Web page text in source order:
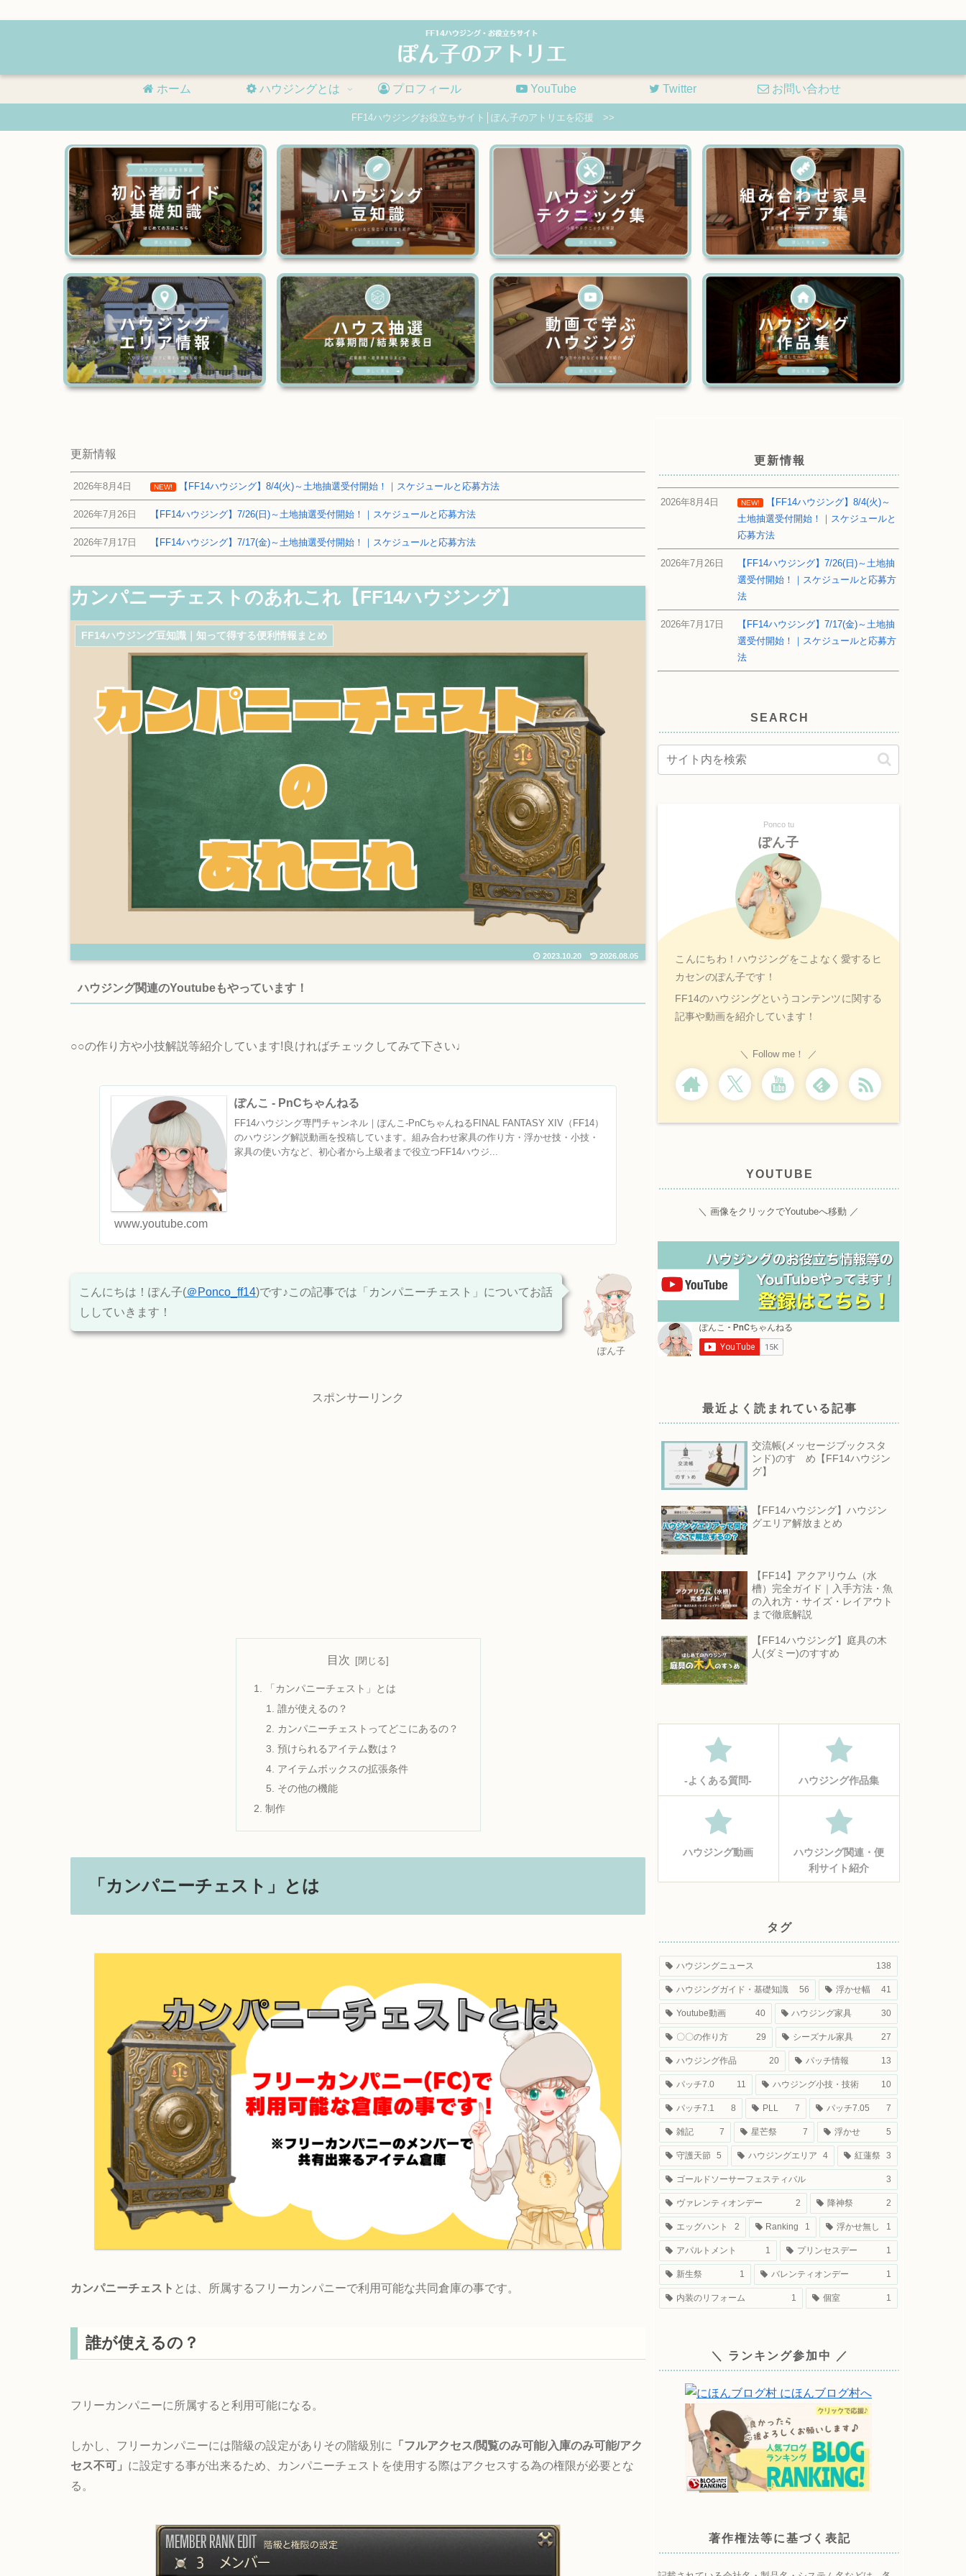
ホーム ハウジングとは プロフィール YouTube Twitter お問い合わせ
FF14ハウジングお役立ちサイト│ぽん子のアトリエを応援 >>
更新情報
2026年8月4日 NEW! 【FF14ハウジング】8/4(火)～土地抽選受付開始！｜スケジュールと応募方法
2026年7月26日 【FF14ハウジング】7/26(日)～土地抽選受付開始！｜スケジュールと応募方法
2026年7月17日 【FF14ハウジング】7/17(金)～土地抽選受付開始！｜スケジュールと応募方法
カンパニーチェストのあれこれ【FF14ハウジング】
FF14ハウジング豆知識｜知って得する便利情報まとめ
2023.10.20 2026.08.05
ハウジング関連のYoutubeもやっています！
○○の作り方や小技解説等紹介しています!良ければチェックしてみて下さい♩
ぽんこ - PnCちゃんねる
FF14ハウジング専門チャンネル｜ぽんこ‐PnCちゃんねるFINAL FANTASY XIV（FF14）
のハウジング解説動画を投稿しています。組み合わせ家具の作り方・浮かせ技・小技・
家具の使い方など、初心者から上級者まで役立つFF14ハウジ...
www.youtube.com
ぽん子
こんにちは！ぽん子(＠Ponco_ff14)です♪この記事では「カンパニーチェスト」についてお話
ししていきます！
スポンサーリンク
目次
「カンパニーチェスト」とは
誰が使えるの？
カンパニーチェストってどこにあるの？
預けられるアイテム数は？
アイテムボックスの拡張条件
その他の機能
制作
「カンパニーチェスト」とは
カンパニーチェスト とは、所属するフリーカンパニーで利用可能な共同倉庫の事です。
誰が使えるの？
フリーカンパニーに所属すると利用可能になる。
しかし、フリーカンパニーには階級の設定がありその階級別に
「フルアクセス/閲覧のみ可能/入庫のみ可能/アク
セス不可」 に設定する事が出来るため、カンパニーチェストを使用する際はアクセスする為の権限が必要とな
る。
更新情報
2026年8月4日 NEW!
【FF14ハウジング】8/4(火)～
土地抽選受付開始！｜スケジュールと
応募方法
2026年7月26日
【FF14ハウジング】7/26(日)～土地抽
選受付開始！｜スケジュールと応募方
法
2026年7月17日
【FF14ハウジング】7/17(金)～土地抽
選受付開始！｜スケジュールと応募方
法
SEARCH
Ponco tu
ぽん子
こんにちわ！ハウジングをこよなく愛するヒ
カセンのぽん子です！
FF14のハウジングというコンテンツに関する
記事や動画を紹介しています！
Follow me！
YOUTUBE
＼ 画像をクリックでYoutubeへ移動 ／
最近よく読まれている記事
交流帳(メッセージブックスタ
ンド)のすゝめ【FF14ハウジン
グ】
【FF14ハウジング】ハウジン
グエリア解放まとめ
【FF14】アクアリウム（水
槽）完全ガイド｜入手方法・魚
の入れ方・サイズ・レイアウト
まで徹底解説
【FF14ハウジング】庭具の木
人(ダミー)のすすめ
‐よくある質問‐ ハウジング作品集
ハウジング動画
ハウジング関連・便
利サイト紹介
タグ
ハウジングニュース 138
ハウジングガイド・基礎知識 56 浮かせ幅 41
Youtube動画 40 ハウジング家具 30
〇〇の作り方 29 シーズナル家具 27
ハウジング作品 20 パッチ情報 13
パッチ7.0 11 ハウジング小技・技術 10
パッチ7.1 8 PLL 7 パッチ7.05 7
雑記 7 星芒祭 7 浮かせ 5
守護天節 5 ハウジングエリア 4 紅蓮祭 3
ゴールドソーサーフェスティバル 3
ヴァレンティオンデー 2 降神祭 2
エッグハント 2 Ranking 1 浮かせ無し 1
アパルトメント 1 プリンセスデー 1
新生祭 1 バレンティオンデー 1
内装のリフォーム 1 個室 1
＼ ランキング参加中 ／
著作権法等に基づく表記